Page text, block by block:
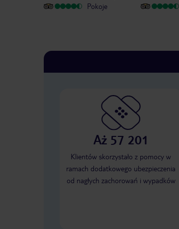
Pokoje
Aż 57 201
Klientów skorzystało z pomocy w
ramach dodatkowego ubezpieczenia
od nagłych zachorowań i wypadków